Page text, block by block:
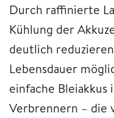
Durch raffinierte
Kühlung der
deutlich
Lebensdauer
einfache
Verbrennern – die